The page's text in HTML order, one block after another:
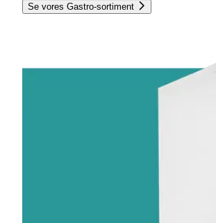
Se vores Gastro-sortiment